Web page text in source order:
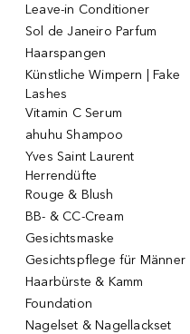
Leave-in Conditioner
Sol de Janeiro Parfum
Haarspangen
Künstliche Wimpern | Fake
Lashes
Vitamin C Serum
ahuhu Shampoo
Yves Saint Laurent
Herrendüfte
Rouge & Blush
BB- & CC-Cream
Gesichtsmaske
Gesichtspflege für Männer
Haarbürste & Kamm
Foundation
Nagelset & Nagellackset